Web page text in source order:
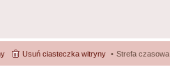
Strefa czasowa
Usuń ciasteczka witryny